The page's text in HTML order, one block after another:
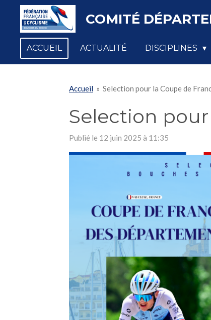
Passer
contenu
principal
COMITÉ
ACCUEIL ACTUALITÉ DISCIPLINES
Accueil » Selection pour la Coupe de
Selection
Publié le 12 juin 2025 à 11:35